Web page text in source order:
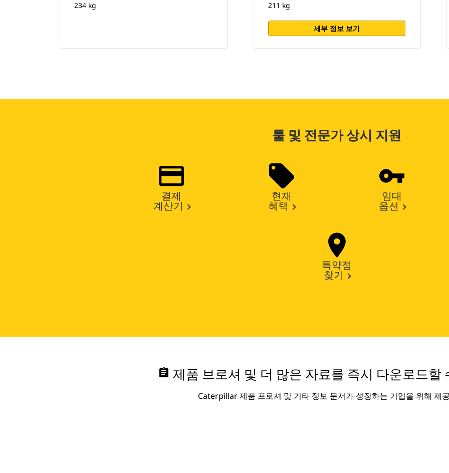
234 kg 211 kg
세부 정보 보기
툴 및 전문가 상시 지원
결제
계산기
현재
혜택
임대
옵션
특약점
찾기
assignment 제품 브로셔 및 더 많은 자료를 즉시 다운로드할
Caterpillar 제품 프로셔 및 기타 정보 문서가 성장하는 기업을 위해 제